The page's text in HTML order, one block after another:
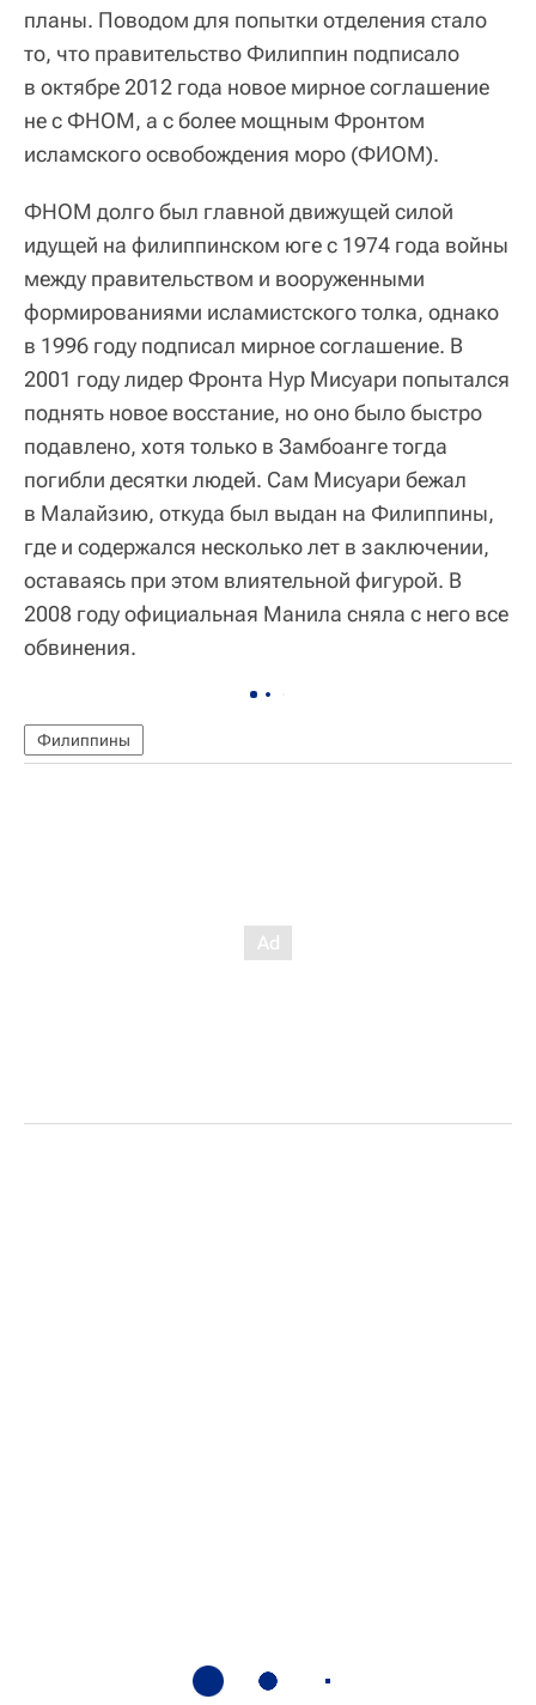
планы. Поводом для попытки отделения стало
то, что правительство Филиппин подписало
в октябре 2012 года новое мирное соглашение
не с ФНОМ, а с более мощным Фронтом
исламского освобождения моро (ФИОМ).
ФНОМ долго был главной движущей силой
идущей на филиппинском юге с 1974 года войны
между правительством и вооруженными
формированиями исламистского толка, однако
в 1996 году подписал мирное соглашение. В
2001 году лидер Фронта Нур Мисуари попытался
поднять новое восстание, но оно было быстро
подавлено, хотя только в Замбоанге тогда
погибли десятки людей. Сам Мисуари бежал
в Малайзию, откуда был выдан на Филиппины,
где и содержался несколько лет в заключении,
оставаясь при этом влиятельной фигурой. В
2008 году официальная Манила сняла с него все
обвинения.
Филиппины